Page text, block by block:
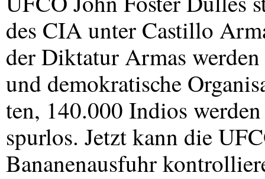
des CIAunter Castillo
der Diktatur Armas
und demokratische
ten, 140.000 Indios
spurlos. Jetzt kann die
Bananenausfuhr